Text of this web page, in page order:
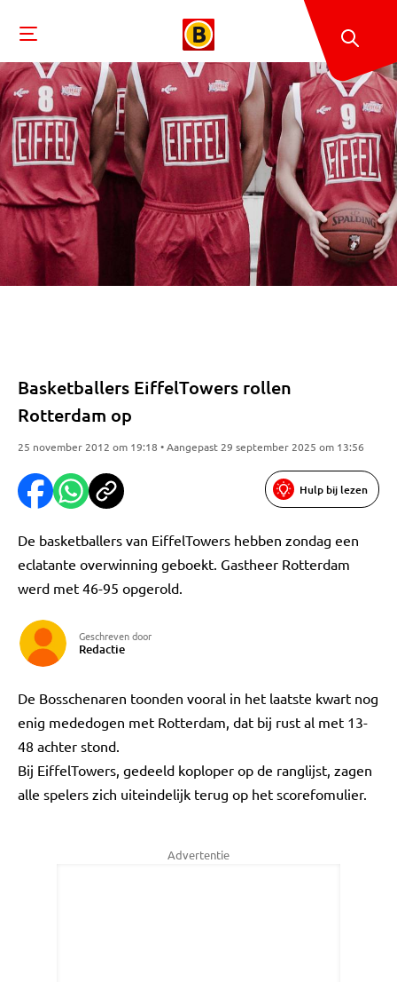
Basketballers EiffelTowers rollen
Rotterdam op
25 november 2012 om 19:18 • Aangepast 29 september 2025 om 13:56
Hulp bij lezen
De basketballers van EiffelTowers hebben zondag een
eclatante overwinning geboekt. Gastheer Rotterdam
werd met 46-95 opgerold.
Geschreven door
Redactie
De Bosschenaren toonden vooral in het laatste kwart nog
enig mededogen met Rotterdam, dat bij rust al met 13-
48 achter stond.
Bij EiffelTowers, gedeeld koploper op de ranglijst, zagen
alle spelers zich uiteindelijk terug op het scorefomulier.
Advertentie